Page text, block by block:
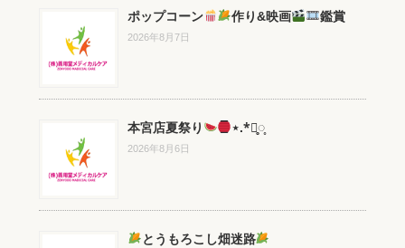
ポップコーン 作り&映画 鑑賞
2026年8月7日
本宮店夏祭り ⋆.*⃝̥◌̥
2026年8月6日
とうもろこし畑迷路